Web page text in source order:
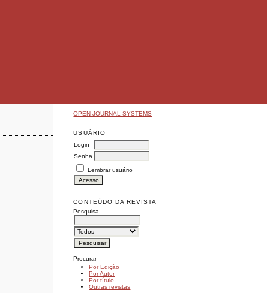
OPEN JOURNAL SYSTEMS
USUÁRIO
Login
Senha
Lembrar usuário
CONTEÚDO DA REVISTA
Pesquisa
Procurar
Por Edição
Por Autor
Por título
Outras revistas